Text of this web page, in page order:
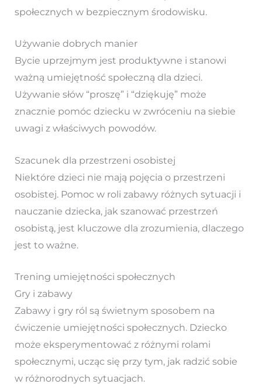
społecznych w bezpiecznym środowisku.
Używanie dobrych manier
Bycie uprzejmym jest produktywne i stanowi
ważną umiejętność społeczną dla dzieci.
Używanie słów “proszę” i “dziękuję” może
znacznie pomóc dziecku w zwróceniu na siebie
uwagi z właściwych powodów.
Szacunek dla przestrzeni osobistej
Niektóre dzieci nie mają pojęcia o przestrzeni
osobistej. Pomoc w roli zabawy różnych sytuacji i
nauczanie dziecka, jak szanować przestrzeń
osobistą, jest kluczowe dla zrozumienia, dlaczego
jest to ważne.
Trening umiejętności społecznych
Gry i zabawy
Zabawy i gry ról są świetnym sposobem na
ćwiczenie umiejętności społecznych. Dziecko
może eksperymentować z różnymi rolami
społecznymi, ucząc się przy tym, jak radzić sobie
w różnorodnych sytuacjach.